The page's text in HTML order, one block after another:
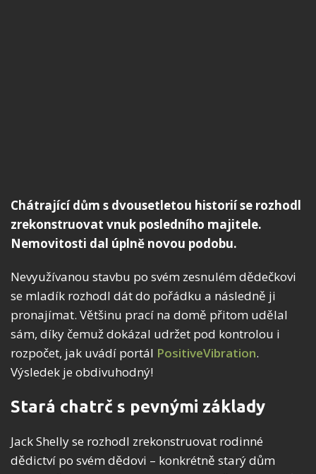
Chátrající dům s dvousetletou historií se rozhodl
zrekonstruovat vnuk posledního majitele.
Nemovitosti dal úplně novou podobu.
Nevyužívanou stavbu po svém zesnulém dědečkovi
se mladík rozhodl dát do pořádku a následně ji
pronajímat. Většinu prací na domě přitom udělal
sám, díky čemuž dokázal udržet pod kontrolou i
rozpočet, jak uvádí portál PositiveVibration.
Výsledek je obdivuhodný!
Stará chatrč s pevnými základy
Jack Shelly se rozhodl zrekonstruovat rodinné
dědictví po svém dědovi – konkrétně starý dům